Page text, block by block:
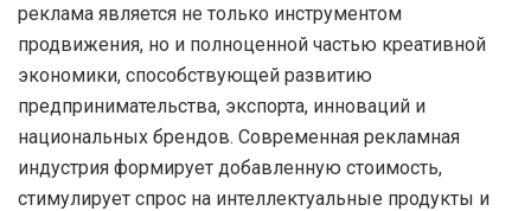
реклама является не только инструментом
продвижения, но и полноценной частью креативной
экономики, способствующей развитию
предпринимательства, экспорта, инноваций и
национальных брендов. Современная рекламная
индустрия формирует добавленную стоимость,
стимулирует спрос на интеллектуальные продукты и